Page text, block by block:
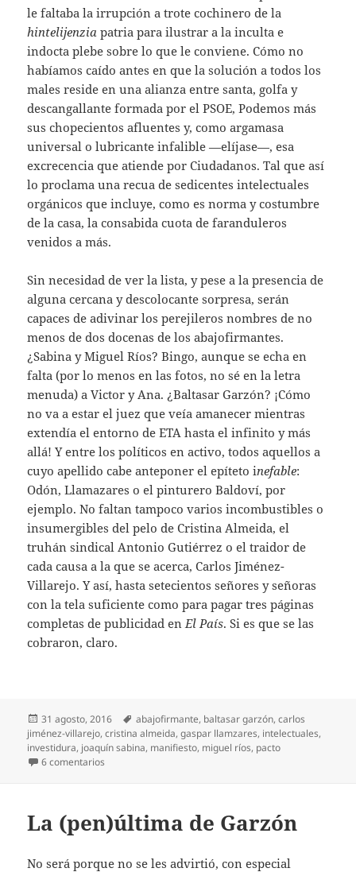
le faltaba la irrupción a trote cochinero de la
hintelijenzia patria para ilustrar a la inculta e
indocta plebe sobre lo que le conviene. Cómo no
habíamos caído antes en que la solución a todos los
males reside en una alianza entre santa, golfa y
descangallante formada por el PSOE, Podemos más
sus chopecientos afluentes y, como argamasa
universal o lubricante infalible —elíjase—, esa
excrecencia que atiende por Ciudadanos. Tal que así
lo proclama una recua de sedicentes intelectuales
orgánicos que incluye, como es norma y costumbre
de la casa, la consabida cuota de faranduleros
venidos a más.
Sin necesidad de ver la lista, y pese a la presencia de
alguna cercana y descolocante sorpresa, serán
capaces de adivinar los perejileros nombres de no
menos de dos docenas de los abajofirmantes.
¿Sabina y Miguel Ríos? Bingo, aunque se echa en
falta (por lo menos en las fotos, no sé en la letra
menuda) a Victor y Ana. ¿Baltasar Garzón? ¡Cómo
no va a estar el juez que veía amanecer mientras
extendía el entorno de ETA hasta el infinito y más
allá! Y entre los políticos en activo, todos aquellos a
cuyo apellido cabe anteponer el epíteto inefable:
Odón, Llamazares o el pinturero Baldoví, por
ejemplo. No faltan tampoco varios incombustibles o
insumergibles del pelo de Cristina Almeida, el
truhán sindical Antonio Gutiérrez o el traidor de
cada causa a la que se acerca, Carlos Jiménez-
Villarejo. Y así, hasta setecientos señores y señoras
con la tela suficiente como para pagar tres páginas
completas de publicidad enEl País. Si es que se las
cobraron, claro.
Publicado
el
31 agosto, 2016 Etiquetas
abajofirmante, baltasar garzón,carlos
jiménez-villarejo,cristina almeida,gaspar llamzares, intelectuales,
investidura, joaquín sabina, manifiesto, miguel ríos, pacto
6 comentarios
La (pen)última de Garzón
No será porque no se les advirtió, con especial